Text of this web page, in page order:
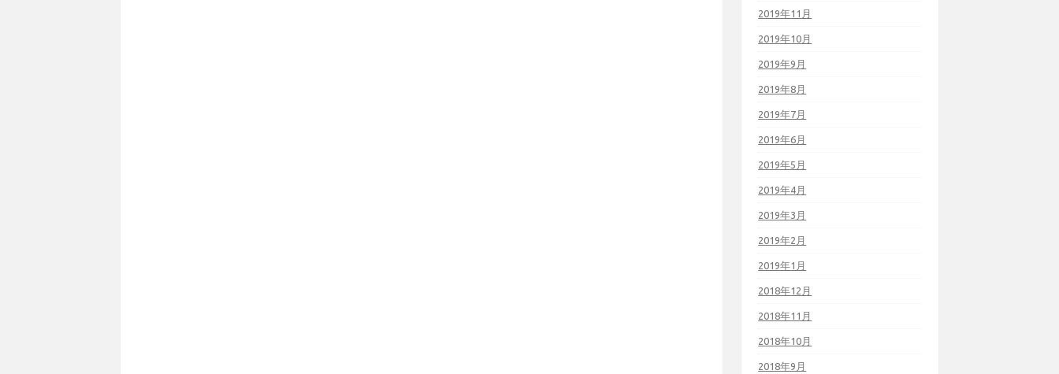
2019年11月
2019年10月
2019年9月
2019年8月
2019年7月
2019年6月
2019年5月
2019年4月
2019年3月
2019年2月
2019年1月
2018年12月
2018年11月
2018年10月
2018年9月